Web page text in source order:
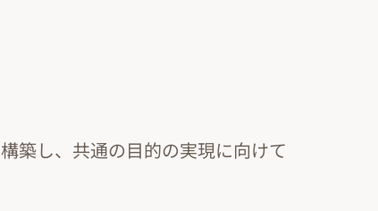
築し、共通の目的の実現に向けて